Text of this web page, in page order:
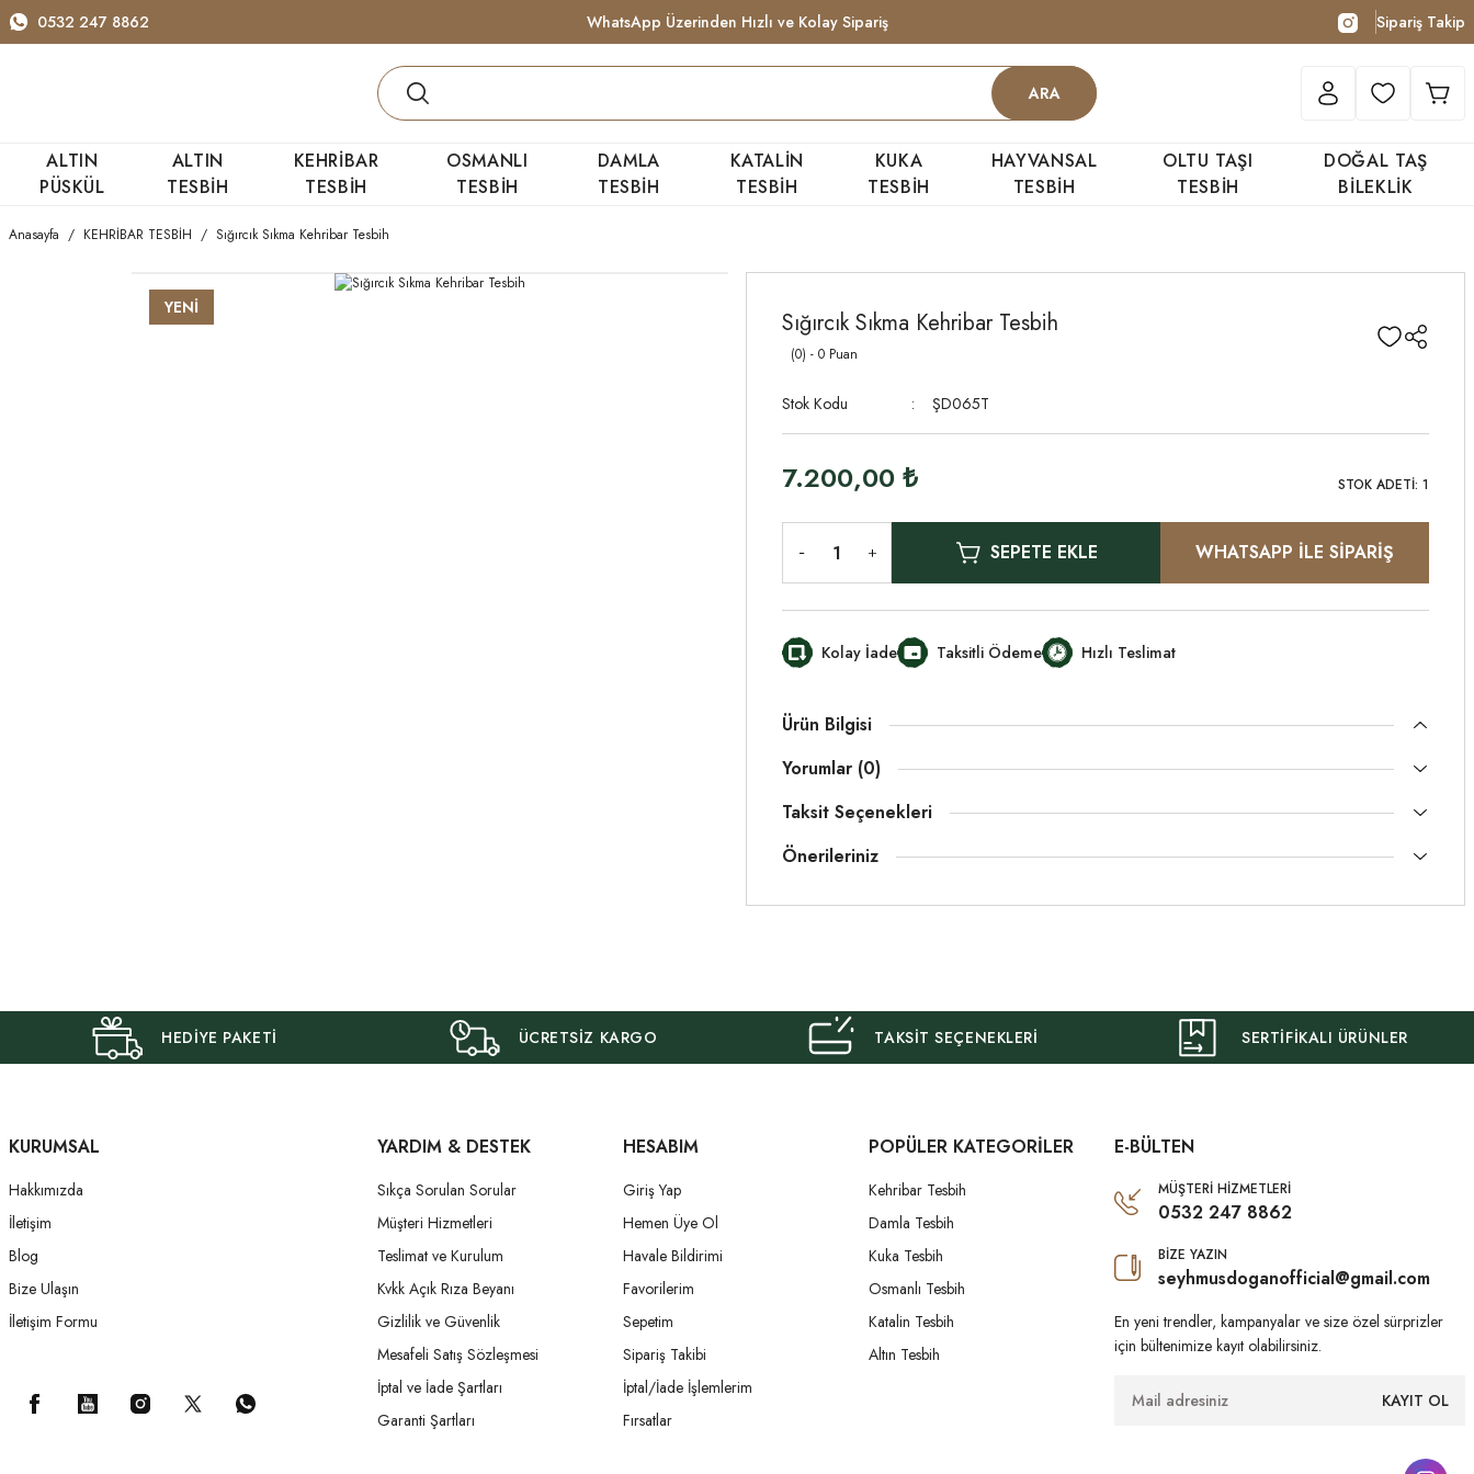
0532 247 8862 WhatsApp Üzerinden Hızlı ve Kolay Sipariş Sipariş Takip
ARA
ALTIN
PÜSKÜL
ALTIN
TESBİH
KEHRİBAR
TESBİH
OSMANLI
TESBİH
DAMLA
TESBİH
KATALİN
TESBİH
KUKA
TESBİH
HAYVANSAL
TESBİH
OLTU TAŞI
TESBİH
DOĞAL TAŞ
BİLEKLİK
Anasayfa KEHRİBAR TESBİH Sığırcık Sıkma Kehribar Tesbih
YENİ
Sığırcık Sıkma Kehribar Tesbih
(0) - 0 Puan
Stok Kodu ŞD065T
7.200,00 ₺ STOK ADETİ: 1
SEPETE EKLE WHATSAPP İLE SİPARİŞ
Kolay İade Taksitli Ödeme Hızlı Teslimat
Ürün Bilgisi
Yorumlar (0)
Taksit Seçenekleri
Önerileriniz
HEDİYE PAKETİ ÜCRETSİZ KARGO TAKSİT SEÇENEKLERİ SERTİFİKALI ÜRÜNLER
KURUMSAL
Hakkımızda
İletişim
Blog
Bize Ulaşın
İletişim Formu
YARDIM & DESTEK
Sıkça Sorulan Sorular
Müşteri Hizmetleri
Teslimat ve Kurulum
Kvkk Açık Rıza Beyanı
Gizlilik ve Güvenlik
Mesafeli Satış Sözleşmesi
İptal ve İade Şartları
Garanti Şartları
HESABIM
Giriş Yap
Hemen Üye Ol
Havale Bildirimi
Favorilerim
Sepetim
Sipariş Takibi
İptal/İade İşlemlerim
Fırsatlar
POPÜLER KATEGORİLER
Kehribar Tesbih
Damla Tesbih
Kuka Tesbih
Osmanlı Tesbih
Katalin Tesbih
Altın Tesbih
E-BÜLTEN
MÜŞTERİ HİZMETLERİ
0532 247 8862
BİZE YAZIN
seyhmusdoganofficial@gmail.com
En yeni trendler, kampanyalar ve size özel sürprizler
için bültenimize kayıt olabilirsiniz.
KAYIT OL